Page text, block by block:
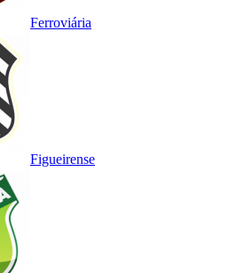
Ferroviária
Figueirense